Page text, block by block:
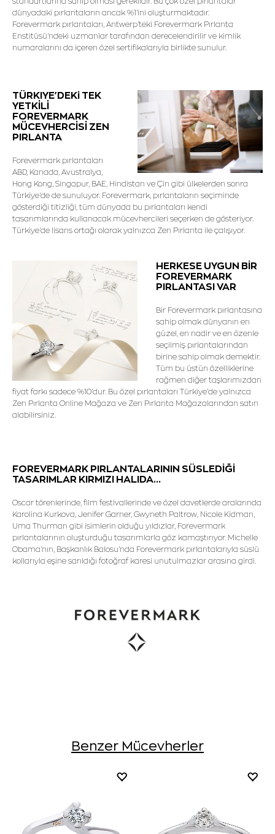
dünyadaki pırlantaların ancak %1'ini oluşturmaktadır.
Forevermark pırlantaları, Antwerp'teki Forevermark Pırlanta
Enstitüsü'ndeki uzmanlar tarafından derecelendirilir ve kimlik
numaralarını da içeren özel sertifikalarıyla birlikte sunulur.
TÜRKIYE'DEKi TEK
YETKİLİ
FOREVERMARK
MÜCEVHERCİSİ ZEN
PIRLANTA
Forevermark pırlantaları
ABD, Kanada, Avustralya,
Hong Kong, Singapur, BAE, Hindistan ve Çin gibi ülkelerden sonra
Türkiye'de de sunuluyor. Forevermark, pırlantaların seçiminde
gösterdiği titizliği, tüm dünyada bu pırlantaları kendi
tasarımlarında kullanacak mücevhercileri seçerken de gösteriyor.
Türkiye'de lisans ortağı olarak yalnızca Zen Pırlanta ile çalışıyor.
HERKESE UYGUN BİR
FOREVERMARK
PIRLANTASI VAR
Bir Forevermark pırlantasına
sahip olmak dünyanın en
güzel, en nadir ve en özenle
seçilmiş pırlantalarından
birine sahip olmak demektir.
Tüm bu üstün özelliklerine
rağmen diğer taşlarımızdan
fiyat farkı sadece %10'dur. Bu özel pırlantaları Türkiye'de yalnızca
Zen Pırlanta Online Mağaza ve Zen Pırlanta Mağazalarından satın
alabilirsiniz.
FOREVERMARK PIRLANTALARININ SÜSLEDİĞİ
TASARIMLAR KIRMIZI HALIDA...
Oscar törenlerinde, film festivallerinde ve özel davetlerde aralarında
Karolina Kurkova, Jenifer Garner, Gwyneth Paltrow, Nicole Kidman,
Uma Thurman gibi isimlerin olduğu yıldızlar, Forevermark
pırlantalarının oluşturduğu tasarımlarla göz kamaştırıyor. Michelle
Obama'nın, Başkanlık Balosu'nda Forevermark pırlantalarıyla süslü
kollarıyla eşine sarıldığı fotoğraf karesi unutulmazlar arasına girdi.
Benzer Mücevherler